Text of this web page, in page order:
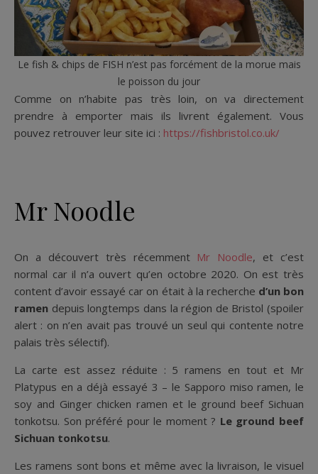
Le fish & chips de FISH n’est pas forcément de la morue mais
le poisson du jour
Comme on n’habite pas très loin, on va directement
prendre à emporter mais ils livrent également. Vous
pouvez retrouver leur site ici : https://fishbristol.co.uk/
Mr Noodle
On a découvert très récemment Mr Noodle, et c’est
normal car il n’a ouvert qu’en octobre 2020. On est très
content d’avoir essayé car on était à la recherche d’un bon
ramen depuis longtemps dans la région de Bristol (spoiler
alert : on n’en avait pas trouvé un seul qui contente notre
palais très sélectif).
La carte est assez réduite : 5 ramens en tout et Mr
Platypus en a déjà essayé 3 – le Sapporo miso ramen, le
soy and Ginger chicken ramen et le ground beef Sichuan
tonkotsu. Son préféré pour le moment ? Le ground beef
Sichuan tonkotsu.
Les ramens sont bons et même avec la livraison, le visuel